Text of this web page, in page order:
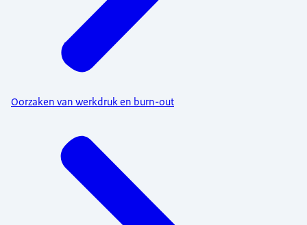
Oorzaken van werkdruk en burn-out